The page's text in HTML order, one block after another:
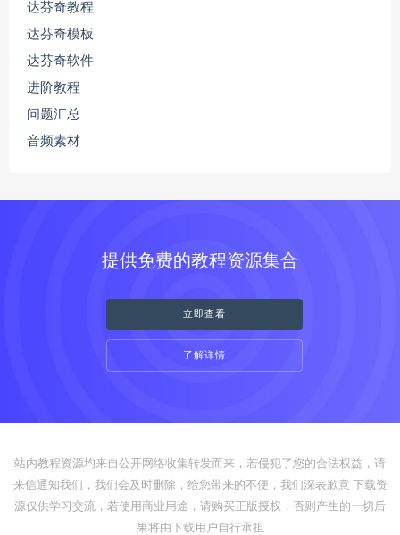
达芬奇教程
达芬奇模板
达芬奇软件
进阶教程
问题汇总
音频素材
提供免费的教程资源集合
立即查看
了解详情
站内教程资源均来自公开网络收集转发而来，若侵犯了您的合法权益，请
来信通知我们，我们会及时删除，给您带来的不便，我们深表歉意 下载资
源仅供学习交流，若使用商业用途，请购买正版授权，否则产生的一切后
果将由下载用户自行承担